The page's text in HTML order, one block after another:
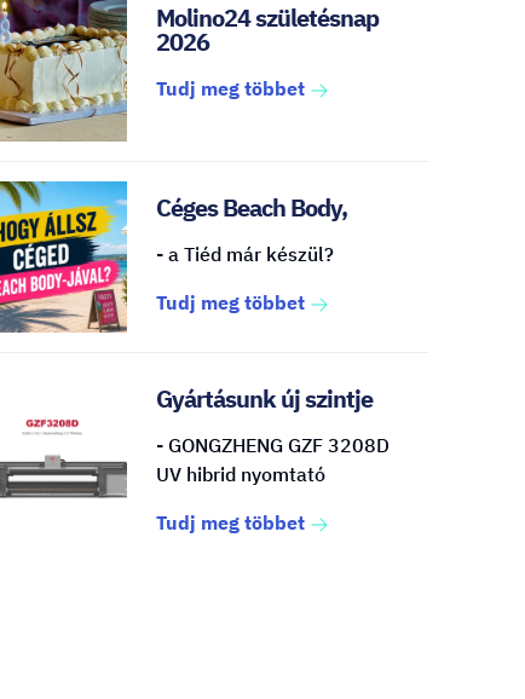
Molino24 születésnap
2026
Tudj meg többet
Céges Beach Body,
- a Tiéd már készül?
Tudj meg többet
Gyártásunk új szintje
- GONGZHENG GZF 3208D
UV hibrid nyomtató
Tudj meg többet